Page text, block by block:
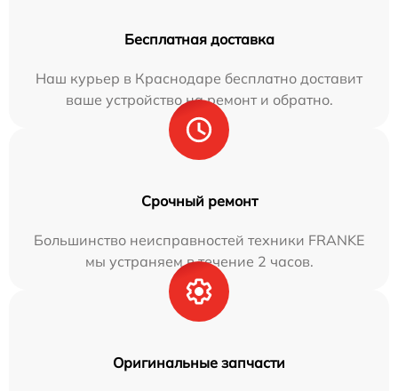
Бесплатная доставка
Наш курьер в Краснодаре бесплатно доставит
ваше устройство на ремонт и обратно.
Срочный ремонт
Большинство неисправностей техники FRANKE
мы устраняем в течение 2 часов.
Оригинальные запчасти